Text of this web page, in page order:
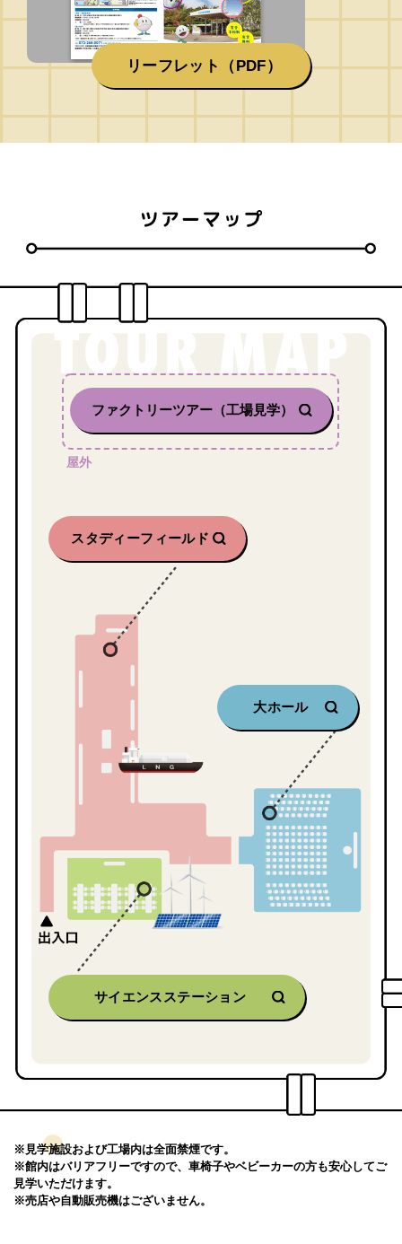
リーフレット（PDF）
ファクトリーツアー（工場見学）
屋外
スタディーフィールド
サイエンスステーション
大ホール
※見学施設および工場内は全面禁煙です。
※館内はバリアフリーですので、車椅子やベビーカーの方も安心してご
見学いただけます。
※売店や自動販売機はございません。